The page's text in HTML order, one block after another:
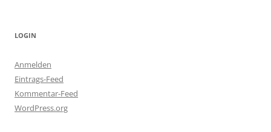
LOGIN
Anmelden
Eintrags-Feed
Kommentar-Feed
WordPress.org